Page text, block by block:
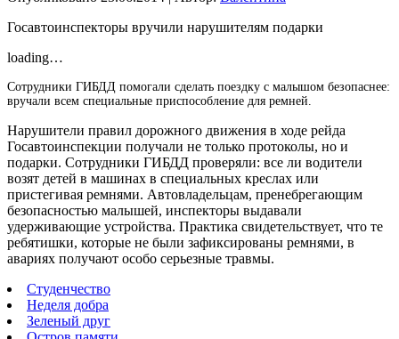
Госавтоинспекторы вручили нарушителям подарки
loading…
Сотрудники ГИБДД помогали сделать поездку с малышом безопаснее:
вручали всем специальные приспособление для ремней.
Нарушители правил дорожного движения в ходе рейда
Госавтоинспекции получали не только протоколы, но и
подарки. Сотрудники ГИБДД проверяли: все ли водители
возят детей в машинах в специальных креслах или
пристегивая ремнями. Автовладельцам, пренебрегающим
безопасностью малышей, инспекторы выдавали
удерживающие устройства. Практика свидетельствует, что те
ребятишки, которые не были зафиксированы ремнями, в
авариях получают особо серьезные травмы.
Студенчество
Неделя добра
Зеленый друг